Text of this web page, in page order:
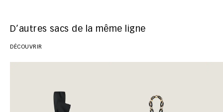
D’autres sacs de la même ligne
DÉCOUVRIR